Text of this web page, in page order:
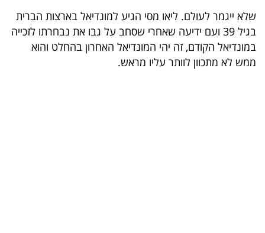
עסקי
ספורט
קריירה
שלא ייגמר לעולם. ליאו מסי הגיע למונדיאל בארצות הברית
בגיל 39 ועם ידיעה שאחרי שסחב על גבו את נבחרתו לזכייה
במונדיאל הקודם, זה יהי המונדיאל האחרון בהחלט והוא
ממש לא מתכוון לוותר עליו מראש.